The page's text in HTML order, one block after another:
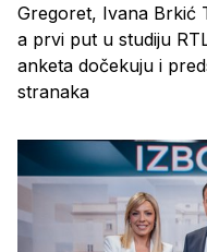
Gregoret, Ivana Brkić
a prvi put u studiju
anketa dočekuju i
stranaka